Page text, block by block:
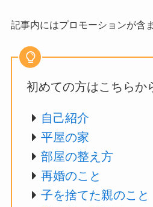
記事内にはプロモーションが含
初めての方はこちらか
自己紹介
平屋の家
部屋の整え方
再婚のこと
子を捨てた親のこと